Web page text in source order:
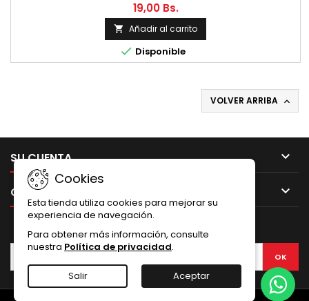
19,00 Bs.
 Añadir al carrito
 Disponible
VOLVER ARRIBA 
SU CUENTA 
CONTACTO 
Cookies
Esta tienda utiliza cookies para mejorar su
experiencia de navegación.
Para obtener más información, consulte
nuestra Política de privacidad.
Salir Aceptar
BOLETÍN